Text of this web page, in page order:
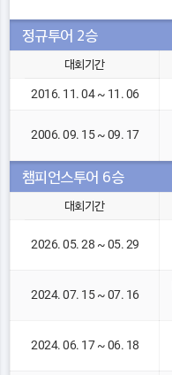
정규투어 2승
대회기간
2016. 11. 04 ~ 11. 06
2006. 09. 15 ~ 09. 17
챔피언스투어 6승
대회기간
2026. 05. 28 ~ 05. 29
2024. 07. 15 ~ 07. 16
2024. 06. 17 ~ 06. 18